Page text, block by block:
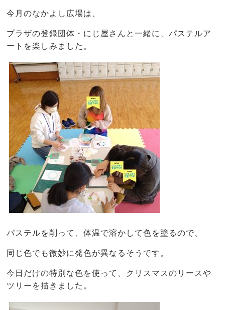
今月のなかよし広場は、
プラザの登録団体・にじ屋さんと一緒に、パステルア
ートを楽しみました。
パステルを削って、体温で溶かして色を塗るので、
同じ色でも微妙に発色が異なるそうです。
今日だけの特別な色を使って、クリスマスのリースや
ツリーを描きました。